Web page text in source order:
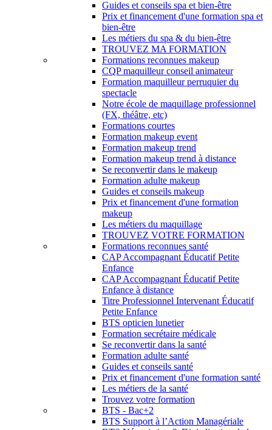
Guides et conseils spa et bien-être
Prix et financement d'une formation spa et
bien-être
Les métiers du spa & du bien-être
TROUVEZ MA FORMATION
Formations reconnues makeup
CQP maquilleur conseil animateur
Formation maquilleur perruquier du
spectacle
Notre école de maquillage professionnel
(FX, théâtre, etc)
Formations courtes
Formation makeup event
Formation makeup trend
Formation makeup trend à distance
Se reconvertir dans le makeup
Formation adulte makeup
Guides et conseils makeup
Prix et financement d'une formation
makeup
Les métiers du maquillage
TROUVEZ VOTRE FORMATION
Formations reconnues santé
CAP Accompagnant Éducatif Petite
Enfance
CAP Accompagnant Éducatif Petite
Enfance à distance
Titre Professionnel Intervenant Éducatif
Petite Enfance
BTS opticien lunetier
Formation secrétaire médicale
Se reconvertir dans la santé
Formation adulte santé
Guides et conseils santé
Prix et financement d'une formation santé
Les métiers de la santé
Trouvez votre formation
BTS - Bac+2
BTS Support à l’Action Managériale